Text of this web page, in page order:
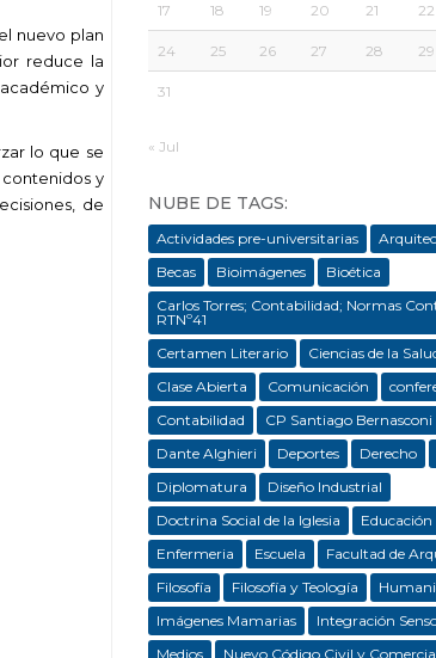
nuevo plan
reduce la
y
lo que se
y
de
17 18 19 20 21 22
24 25 26 27 28 29
31
« Jul
NUBE DE TAGS:
Actividades pre-universitarias
Becas
Bioimágenes
Bioética
Carlos Torres; Contabilidad; Normas
RTNº41
Certamen Literario
Ciencias de la
Clase Abierta
Comunicación
Contabilidad
CP Santiago Bernasconi
Dante Alghieri
Deportes Derecho
Diplomatura
Diseño Industrial
Doctrina Social de la Iglesia
Educación
Enfermeria
Escuela
Facultad de
Filosofía
Filosofía y Teología
Imágenes Mamarias
Integración
Medios
Nuevo Código Civil y